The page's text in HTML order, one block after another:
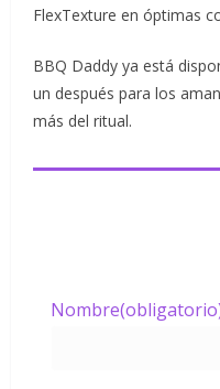
FlexTexture en óptimas
BBQ Daddy ya está
un después para los
más del ritual.
Nombre